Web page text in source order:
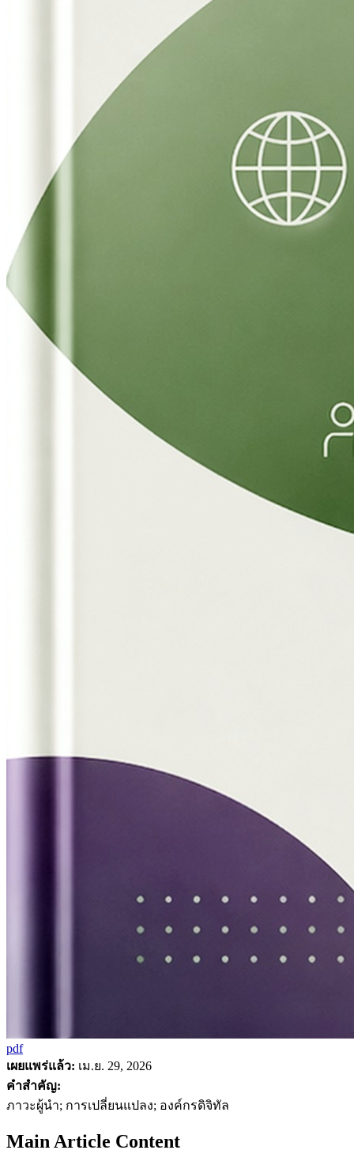
pdf
เผยแพร่แล้ว: เม.ย. 29, 2026
คำสำคัญ:
ภาวะผู้นำ; การเปลี่ยนแปลง; องค์กรดิจิทัล
Main Article Content